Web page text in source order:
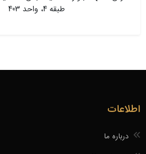
طبقه 4، واحد 403
اطلاعات
درباره ما